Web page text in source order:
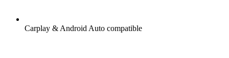
Carplay & Android Auto compatible